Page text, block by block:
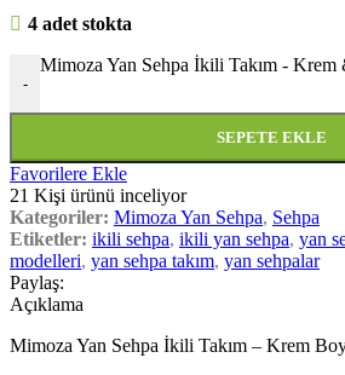
4 adet stokta
-
Mimoza Yan Sehpa İkili Takım - Krem
SEPETE EKLE
Favorilere Ekle
21 Kişi ürünü inceliyor
Kategoriler: Mimoza Yan Sehpa, Sehpa
Etiketler: ikili sehpa, ikili yan sehpa, yan
modelleri, yan sehpa takım, yan sehpalar
Paylaş:
Açıklama
Mimoza Yan Sehpa İkili Takım – Krem